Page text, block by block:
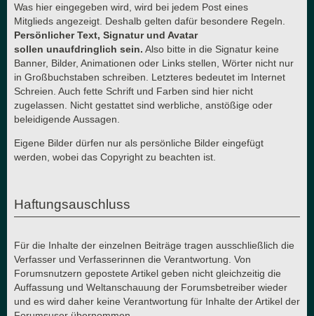
Was hier eingegeben wird, wird bei jedem Post eines
Mitglieds angezeigt. Deshalb gelten dafür besondere Regeln.
Persönlicher Text, Signatur und Avatar
sollen unaufdringlich sein. Also bitte in die Signatur keine
Banner, Bilder, Animationen oder Links stellen, Wörter nicht nur
in Großbuchstaben schreiben. Letzteres bedeutet im Internet
Schreien. Auch fette Schrift und Farben sind hier nicht
zugelassen. Nicht gestattet sind werbliche, anstößige oder
beleidigende Aussagen.
Eigene Bilder dürfen nur als persönliche Bilder eingefügt
werden, wobei das Copyright zu beachten ist.
Haftungsauschluss
Für die Inhalte der einzelnen Beiträge tragen ausschließlich die
Verfasser und Verfasserinnen die Verantwortung. Von
Forumsnutzern gepostete Artikel geben nicht gleichzeitig die
Auffassung und Weltanschauung der Forumsbetreiber wieder
und es wird daher keine Verantwortung für Inhalte der Artikel der